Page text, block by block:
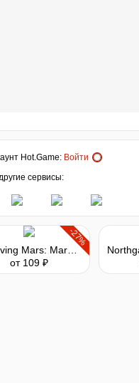
Hot.Game: Войти
сервисы:
-27%
от 109 ₽